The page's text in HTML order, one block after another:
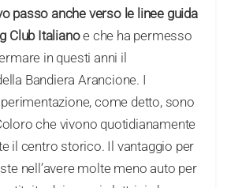
passo anche verso le linee guida
Club Italianoe che ha permesso
in questi anni il
Bandiera Arancione. I
come detto, sono
che vivono quotidianamente
il centro storico. Il vantaggio per
nell’avere molte meno auto per